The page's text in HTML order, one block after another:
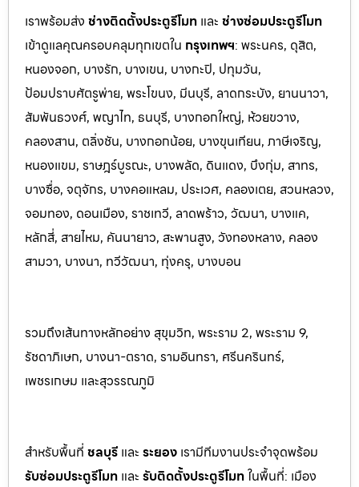
เราพร้อมส่ง ช่างติดตั้งประตูรีโมท และ ช่างซ่อมประตูรีโมท
เข้าดูแลคุณครอบคลุมทุกเขตใน กรุงเทพฯ: พระนคร, ดุสิต,
หนองจอก, บางรัก, บางเขน, บางกะปิ, ปทุมวัน,
ป้อมปราบศัตรูพ่าย, พระโขนง, มีนบุรี, ลาดกระบัง, ยานนาวา,
สัมพันธวงศ์, พญาไท, ธนบุรี, บางกอกใหญ่, ห้วยขวาง,
คลองสาน, ตลิ่งชัน, บางกอกน้อย, บางขุนเทียน, ภาษีเจริญ,
หนองแขม, ราษฎร์บูรณะ, บางพลัด, ดินแดง, บึงกุ่ม, สาทร,
บางซื่อ, จตุจักร, บางคอแหลม, ประเวศ, คลองเตย, สวนหลวง,
จอมทอง, ดอนเมือง, ราชเทวี, ลาดพร้าว, วัฒนา, บางแค,
หลักสี่, สายไหม, คันนายาว, สะพานสูง, วังทองหลาง, คลอง
สามวา, บางนา, ทวีวัฒนา, ทุ่งครุ, บางบอน
รวมถึงเส้นทางหลักอย่าง สุขุมวิท, พระราม 2, พระราม 9,
รัชดาภิเษก, บางนา-ตราด, รามอินทรา, ศรีนครินทร์,
เพชรเกษม และสุวรรณภูมิ
สำหรับพื้นที่ ชลบุรี และ ระยอง เรามีทีมงานประจำจุดพร้อม
รับซ่อมประตูรีโมท และ รับติดตั้งประตูรีโมทในพื้นที่: เมือง